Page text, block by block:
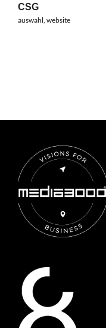
CSG
auswahl, website